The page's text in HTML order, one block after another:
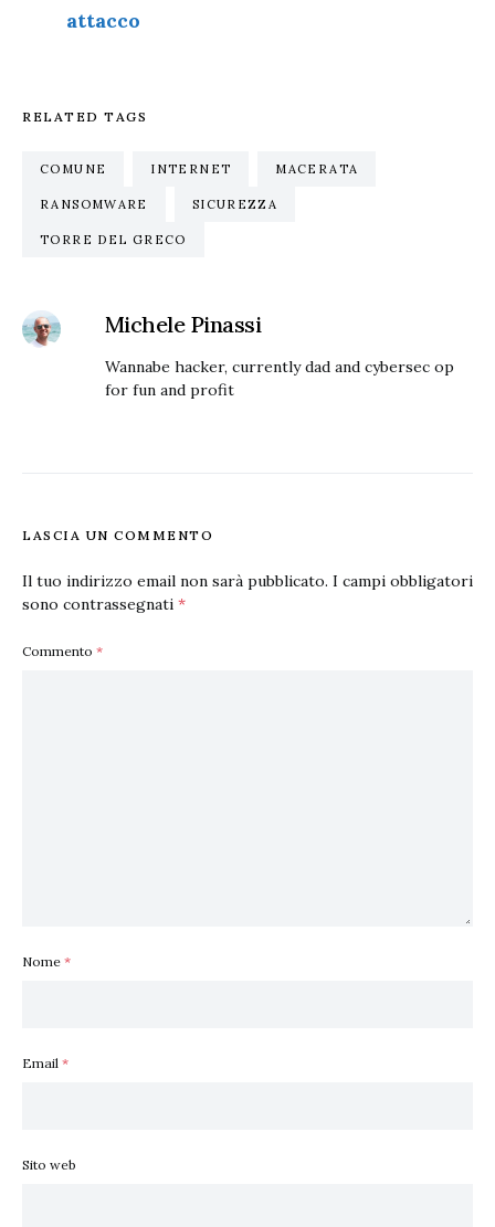
attacco
RELATED TAGS
COMUNE INTERNET MACERATA
RANSOMWARE SICUREZZA
TORRE DEL GRECO
Michele Pinassi
Wannabe hacker, currently dad and cybersec op
for fun and profit
LASCIA UN COMMENTO
Il tuo indirizzo email non sarà pubblicato. I campi obbligatori
sono contrassegnati *
Commento *
Nome *
Email *
Sito web